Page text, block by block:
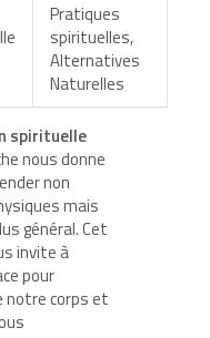
Pratiques
spirituelles,
Alternatives
Naturelles
spirituelle
nous donne
non
mais
général. Cet
invite à
pour
notre corps et